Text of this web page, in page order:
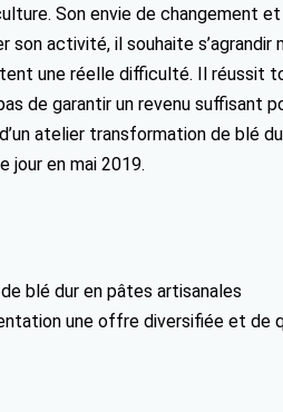
Son envie de changement
activité, il souhaite s’agrandir
une réelle difficulté. Il réussit
de garantir un revenu suffisant
atelier transformation de blé
jour en mai 2019.
blé dur en pâtes artisanales
une offre diversifiée et de